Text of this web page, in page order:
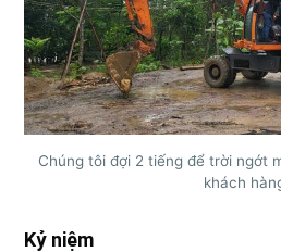
Chúng tôi đợi 2 tiếng để trời ngớt
khách
Kỷ niệm